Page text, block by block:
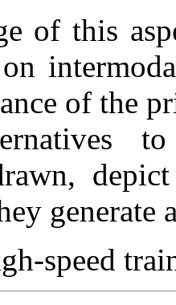
of this
on
of the
to
, depict
generate
speed